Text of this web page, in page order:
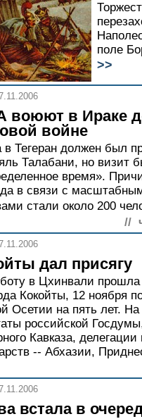
поле
>>
воюют в Ираке
войне
в Тегеран должен был
Талабани, но визит
время».
в связи с
стали около 200
//
дал присягу
в Цхинвали прошла
Кокойты, 12 ноября
Осетии на пять лет.
российской
Кавказа,
-- Абхазии,
встала в